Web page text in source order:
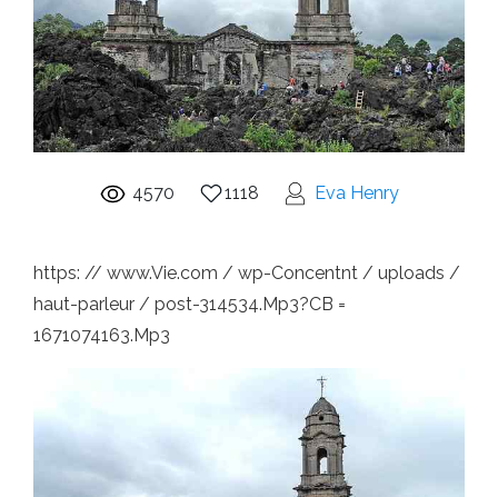
4570 1118 Eva Henry
https: // www.Vie.com / wp-Concentnt / uploads /
haut-parleur / post-314534.Mp3?CB =
1671074163.Mp3